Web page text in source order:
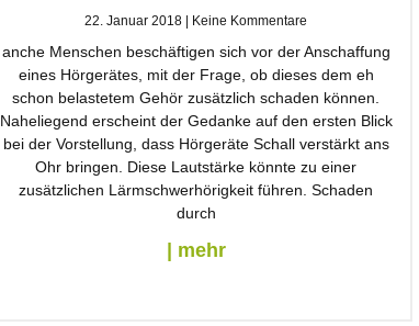
22. Januar 2018 Keine Kommentare
anche Menschen beschäftigen sich vor der Anschaffung
eines Hörgerätes, mit der Frage, ob dieses dem eh
schon belastetem Gehör zusätzlich schaden können.
Naheliegend erscheint der Gedanke auf den ersten Blick
bei der Vorstellung, dass Hörgeräte Schall verstärkt ans
Ohr bringen. Diese Lautstärke könnte zu einer
zusätzlichen Lärmschwerhörigkeit führen. Schaden
durch
| mehr